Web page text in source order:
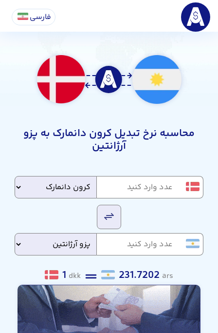
فارسی
محاسبه نرخ تبدیل کرون دانمارک به پزو
آرژانتین
1 dkk 231.7202 ars